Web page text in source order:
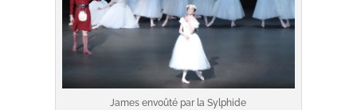
James envoûté par la Sylphide